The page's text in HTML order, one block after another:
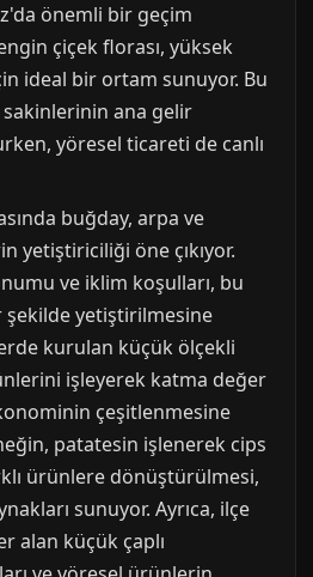
önemli bir geçim
çiçek florası, yüksek
ideal bir ortam sunuyor. Bu
ana gelir
yöresel ticareti de canlı
buğday, arpa ve
yetiştiriciliği öne çıkıyor.
ve iklim koşulları, bu
yetiştirilmesine
kurulan küçük ölçekli
işleyerek katma değer
çeşitlenmesine
patatesin işlenerek cips
ürünlere dönüştürülmesi,
sunuyor. Ayrıca, ilçe
alan küçük çaplı